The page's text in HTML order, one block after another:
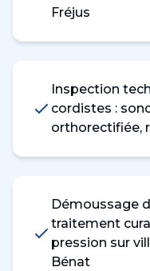
Fréjus
Inspection
cordistes :
orthorectifiée,
Démoussage
traitement
pression sur
Bénat